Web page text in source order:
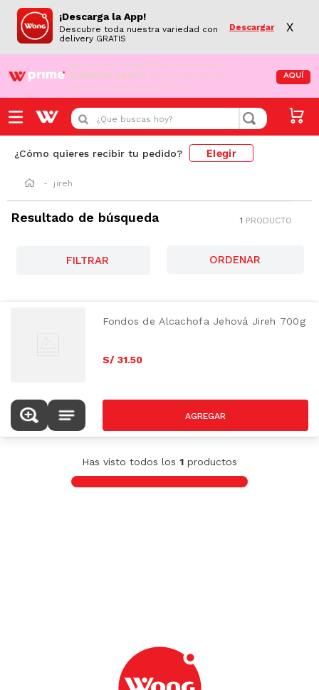
¡Descarga la App!
Descubre toda nuestra variedad con
delivery GRATIS
Descargar X
¡Aún no eres Wong Prime! Aprovecha el
DESPACHO GRATIS en tus compras de
supermercado desde S/79.90
AQUÍ
¿Que buscas hoy?
¿Cómo quieres recibir tu pedido? Elegir
jireh
Resultado de búsqueda 1 PRODUCTO
FILTRAR
Fondos de Alcachofa Jehová Jireh 700g
S/ 31.50
Has visto todos los 1 productos